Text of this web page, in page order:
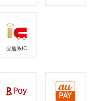
交通系IC